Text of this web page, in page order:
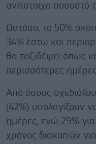
αντίστοιχο ποσοστό
Ωστόσο, το 50%
34% έστω και
θα ταξιδέψει όπως
περισσότερες
Από όσους
(42%) υπολογίζουν
ημέρες, ενώ 29%
χρόνος διακοπών